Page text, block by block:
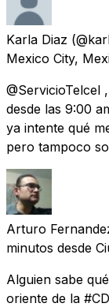
Karla Diaz
Mexico City,
@ServicioTelcel
desde las 9:00
ya intente qué
pero tampoco
Arturo
minutos desde
Alguien sabe
oriente de la